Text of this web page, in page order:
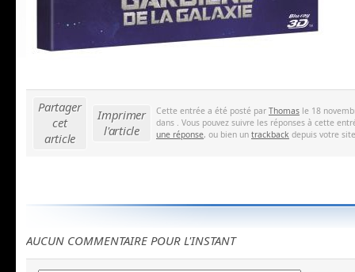
Partager
cet
article
Imprimer
l'article
Cette entrée a été posté par Thomas le 18
dans . Vous pouvez suivre les réponses à cette
une réponse, ou bien un trackback depuis votre
AUCUN COMMENTAIRE POUR L'INSTANT